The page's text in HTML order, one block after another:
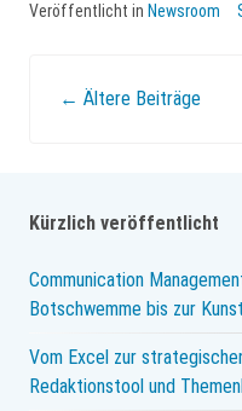
bis
Veröffentlicht in Newsroom
Beitrags-
← Ältere Beiträge
Kürzlich veröffentlicht
Communication
Botschwemme bis zur
Vom Excel zur
Redaktionstool und